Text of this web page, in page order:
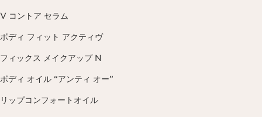
V コントア セラム
ボディ フィット アクティヴ
フィックス メイクアップ N
ボディ オイル “アンティ オー”
リップコンフォートオイル